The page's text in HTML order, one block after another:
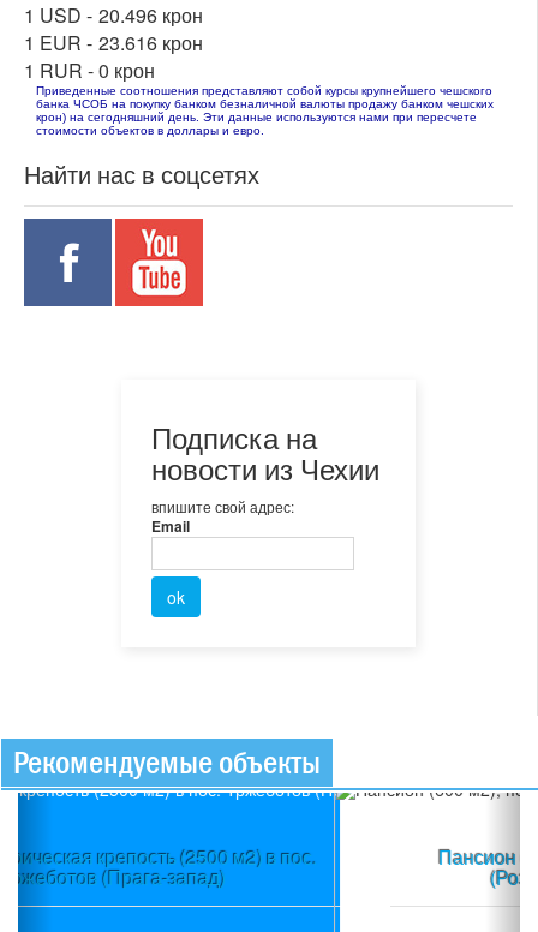
1 USD - 20.496 крон
1 EUR - 23.616 крон
1 RUR -0 крон
Приведенные соотношения представляют собой курсы крупнейшего чешского
банка ЧСОБ на покупку банком безналичной валюты продажу банком чешских
крон) на сегодняшний день. Эти данные используются нами при пересчете
стоимости объектов в доллары и евро.
Найти нас в соцсетях
Подписка на
новости из Чехии
впишите свой адрес:
Email
Рекомендуемые объекты
Пансион (600 м2), пос.Свата Катержина
(Розвадов), Западная Чехия
Previous